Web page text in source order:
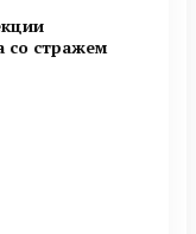
со стражем